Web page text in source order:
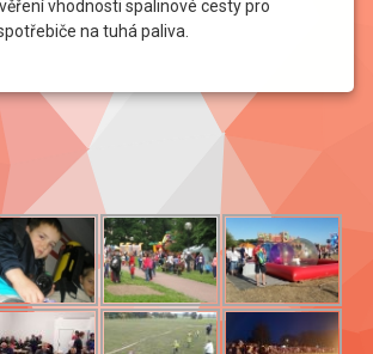
vhodnosti spalinové cesty pro
na tuhá paliva.